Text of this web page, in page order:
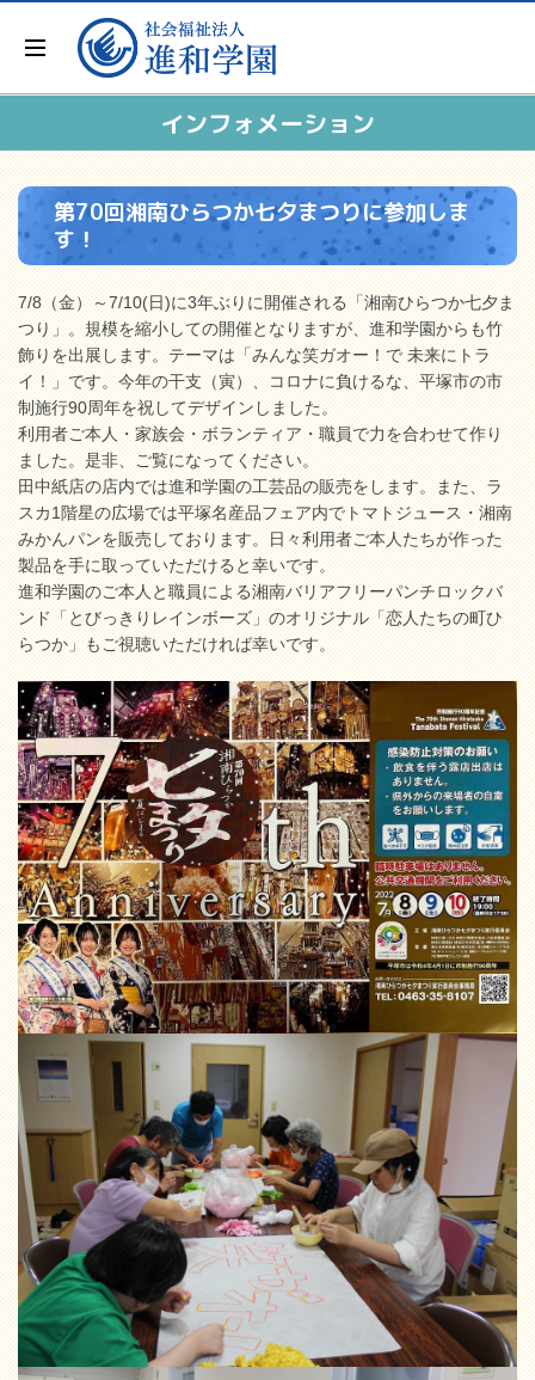
インフォメーション
第70回湘南ひらつか七夕まつりに参加しま
す！
7/8（金）～7/10(日)に3年ぶりに開催される「湘南ひらつか七夕ま
つり」。規模を縮小しての開催となりますが、進和学園からも竹
飾りを出展します。テーマは「みんな笑ガオー！で 未来にトラ
イ！」です。今年の干支（寅）、コロナに負けるな、平塚市の市
制施行90周年を祝してデザインしました。
利用者ご本人・家族会・ボランティア・職員で力を合わせて作り
ました。是非、ご覧になってください。
田中紙店の店内では進和学園の工芸品の販売をします。また、ラ
スカ1階星の広場では平塚名産品フェア内でトマトジュース・湘南
みかんパンを販売しております。日々利用者ご本人たちが作った
製品を手に取っていただけると幸いです。
進和学園のご本人と職員による湘南バリアフリーパンチロックバ
ンド「とびっきりレインボーズ」のオリジナル「恋人たちの町ひ
らつか」もご視聴いただければ幸いです。